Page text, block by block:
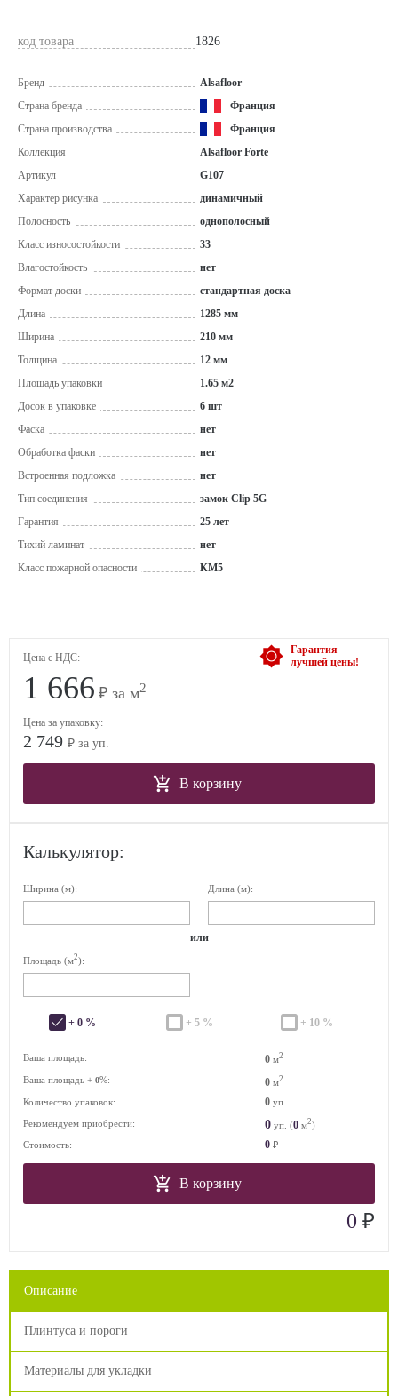
код товара 1826
Бренд
Alsafloor
Страна бренда
Франция
Страна производства
Франция
Коллекция
Alsafloor Forte
Артикул
G107
Характер рисунка
динамичный
Полосность
однополосный
Класс износостойкости
33
Влагостойкость
нет
Формат доски
стандартная доска
Длина
1285 мм
Ширина
210 мм
Толщина
12 мм
Площадь упаковки
1.65 м2
Досок в упаковке
6 шт
Фаска
нет
Обработка фаски
нет
Встроенная подложка
нет
Тип соединения
замок Clip 5G
Гарантия
25 лет
Тихий ламинат
нет
Класс пожарной опасности
КМ5
Гарантия
лучшей цены!
Цена с НДС:
1 666 ₽ за м2
Цена за упаковку:
2 749 ₽ за уп.
В корзину
Калькулятор:
Ширина (м): Длина (м):
или
Площадь (м2):
+ 0 % + 5 % + 10 %
Ваша площадь: 0 м2
Ваша площадь + 0%: 0 м2
Количество упаковок: 0 уп.
Рекомендуем приобрести:
0 уп. (0 м2)
Стоимость:
0 ₽
В корзину
0 ₽
Описание
Плинтуса и пороги
Материалы для укладки